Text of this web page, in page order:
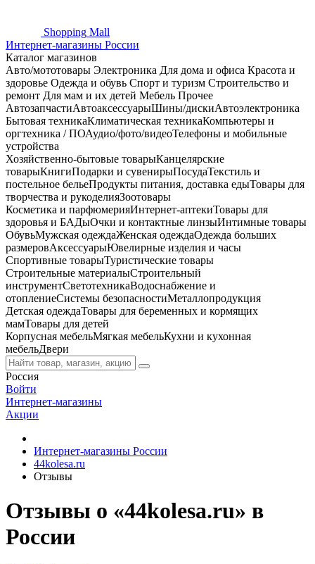
Shopping Mall
Интернет-магазины России
Каталог магазинов
Авто/мототовары Электроника Для дома и офиса Красота и
здоровье Одежда и обувь Спорт и туризм Строительство и
ремонт Для мам и их детей Мебель Прочее
АвтозапчастиАвтоаксессуарыШины/дискиАвтоэлектроника
Бытовая техникаКлиматическая техникаКомпьютеры и
оргтехника / ПОАудио/фото/видеоТелефоны и мобильные
устройства
Хозяйственно-бытовые товарыКанцелярские
товарыКнигиПодарки и сувенирыПосудаТекстиль и
постельное бельеПродукты питания, доставка едыТовары для
творчества и рукоделияЗоотовары
Косметика и парфюмерияИнтернет-аптекиТовары для
здоровья и БАДыОчки и контактные линзыИнтимные товары
ОбувьМужская одеждаЖенская одеждаОдежда больших
размеровАксессуарыЮвелирные изделия и часы
Спортивные товарыТуристические товары
Строительные материалыСтроительный
инструментСветотехникаВодоснабжение и
отоплениеСистемы безопасностиМеталлопродукция
Детская одеждаТовары для беременных и кормящих
мамТовары для детей
Корпусная мебельМягкая мебельКухни и кухонная
мебельДвери
Россия
Войти
Интернет-магазины
Акции
Интернет-магазины России
44kolesa.ru
Отзывы
Отзывы о «44kolesa.ru» в
России